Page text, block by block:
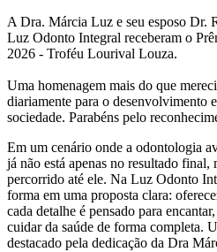
A Dra. Márcia Luz e seu esposo Dr.
Luz Odonto Integral receberam o
2026 - Troféu Lourival Louza.
Uma homenagem mais do que
diariamente para o desenvolvimento
sociedade. Parabéns pelo
Em um cenário onde a odontologia
já não está apenas no resultado final,
percorrido até ele. Na Luz Odonto
forma em uma proposta clara:
cada detalhe é pensado para
cuidar da saúde de forma completa.
destacado pela dedicação da Dra